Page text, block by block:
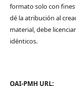
formato solo con
dé la atribución al
material, debe
idénticos.
OAI-PMH URL: